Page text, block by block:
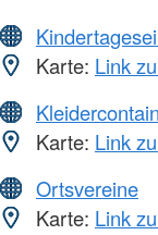
Karte: Link
Karte: Link
Ortsvereine
Karte: Link